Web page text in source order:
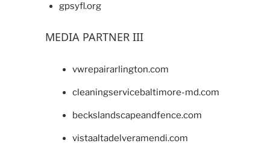
gpsyfl.org
MEDIA PARTNER III
vwrepairarlington.com
cleaningservicebaltimore-md.com
beckslandscapeandfence.com
vistaaltadelveramendi.com